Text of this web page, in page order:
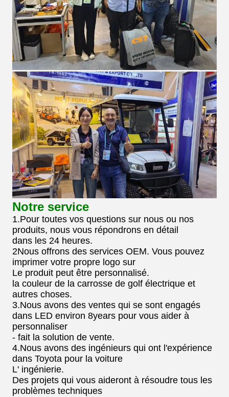
Notre service
1.Pour toutes vos questions sur nous ou nos
produits, nous vous répondrons en détail
dans les 24 heures.
2Nous offrons des services OEM. Vous pouvez
imprimer votre propre logo sur
Le produit peut être personnalisé.
la couleur de la carrosse de golf électrique et
autres choses.
3.Nous avons des ventes qui se sont engagés
dans LED environ 8years pour vous aider à
personnaliser
- fait la solution de vente.
4.Nous avons des ingénieurs qui ont l'expérience
dans Toyota pour la voiture
L' ingénierie.
Des projets qui vous aideront à résoudre tous les
problèmes techniques